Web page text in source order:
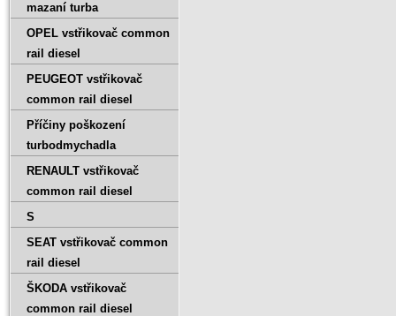
mazaní turba
OPEL vstřikovač common
rail diesel
PEUGEOT vstřikovač
common rail diesel
Příčiny poškození
turbodmychadla
RENAULT vstřikovač
common rail diesel
S
SEAT vstřikovač common
rail diesel
ŠKODA vstřikovač
common rail diesel